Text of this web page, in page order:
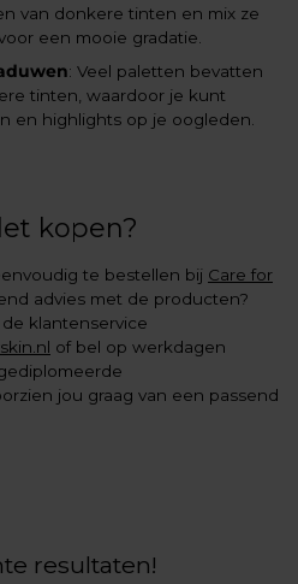
van donkere tinten en mix ze
een mooie gradatie.
: Veel paletten bevatten
tinten, waardoor je kunt
en highlights op je oogleden.
kopen?
te bestellen bij Care for
advies met de producten?
klantenservice
of bel op werkdagen
gediplomeerde
jou graag van een passend
resultaten!